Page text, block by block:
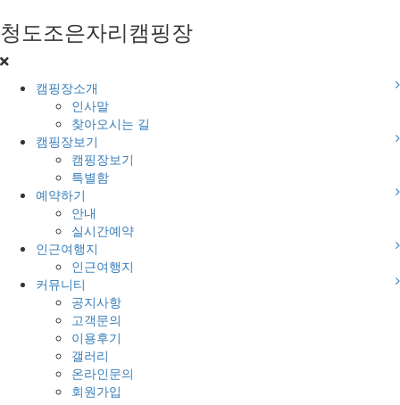
청도조은자리캠핑장
캠핑장소개
인사말
찾아오시는 길
캠핑장보기
캠핑장보기
특별함
예약하기
안내
실시간예약
인근여행지
인근여행지
커뮤니티
공지사항
고객문의
이용후기
갤러리
온라인문의
회원가입